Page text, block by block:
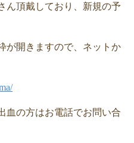
ん頂戴しており、新規の予
が開きますので、ネットか
血の方はお電話でお問い合